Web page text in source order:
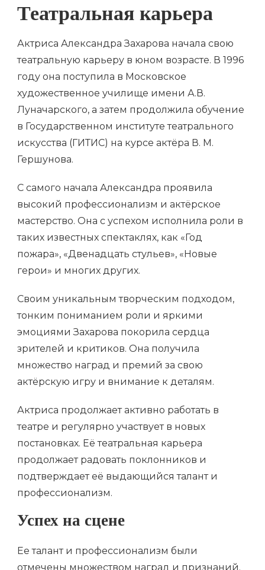
Театральная карьера
Актриса Александра Захарова начала свою
театральную карьеру в юном возрасте. В 1996
году она поступила в Московское
художественное училище имени А.В.
Луначарского, а затем продолжила обучение
в Государственном институте театрального
искусства (ГИТИС) на курсе актёра В. М.
Гершунова.
С самого начала Александра проявила
высокий профессионализм и актёрское
мастерство. Она с успехом исполнила роли в
таких известных спектаклях, как «Год
пожара», «Двенадцать стульев», «Новые
герои» и многих других.
Своим уникальным творческим подходом,
тонким пониманием роли и яркими
эмоциями Захарова покорила сердца
зрителей и критиков. Она получила
множество наград и премий за свою
актёрскую игру и внимание к деталям.
Актриса продолжает активно работать в
театре и регулярно участвует в новых
постановках. Её театральная карьера
продолжает радовать поклонников и
подтверждает её выдающийся талант и
профессионализм.
Успех на сцене
Ее талант и профессионализм были
отмечены множеством наград и признаний.